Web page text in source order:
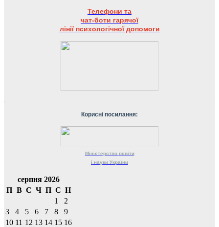
Телефони та
чат-боти гарячої
лінії психологічної допомоги
Корисні посилання:
Міністерство освіти
і науки України
серпня 2026
П В С Ч П С Н
1
2
3
4 5 6 7 8
9
10 11 12 13 14 15 16